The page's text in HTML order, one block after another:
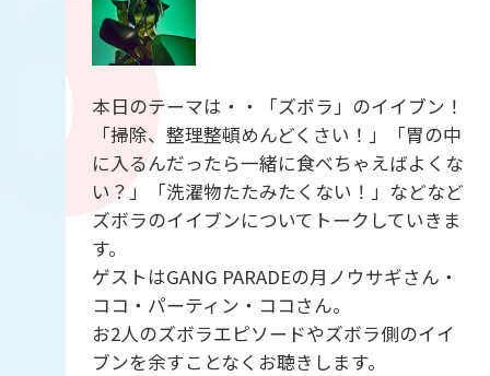
本日のテーマは・・「ズボラ」のイイブン！
「掃除、整理整頓めんどくさい！」「胃の中
に入るんだったら一緒に食べちゃえばよくな
い？」「洗濯物たたみたくない！」などなど
ズボラのイイブンについてトークしていきま
す。
ゲストはGANG PARADEの月ノウサギさん・
ココ・パーティン・ココさん。
お2人のズボラエピソードやズボラ側のイイ
ブンを余すことなくお聴きします。